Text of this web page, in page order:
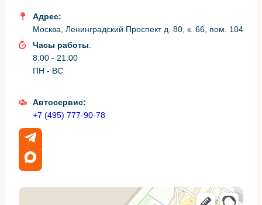
говорит о механическом износе, высокий ток — о
заклиЛада Largusнии или закоротке.
Контрольные параметры
значений: давление топлива у большинства
инжекторных систем составляет примерно 2,5–4 бара.
Если измеряемая величина заметно ниже, насос
требует внимания. Ток потребления обычно в
пределах технической документации для конкретного
насоса, но резкий рост тока — повод разобрать узел.
Еще один простой тест — снять быстрый доступ к
фильтру и оценить, сколько топлива проходит при
Адрес:
Москва, Ленинградский Проспект д. 80, к. 66, пом. 104
Часы работы:
8:00 - 21:00
ПН - ВС
Автосервис:
+7 (495) 777-90-78